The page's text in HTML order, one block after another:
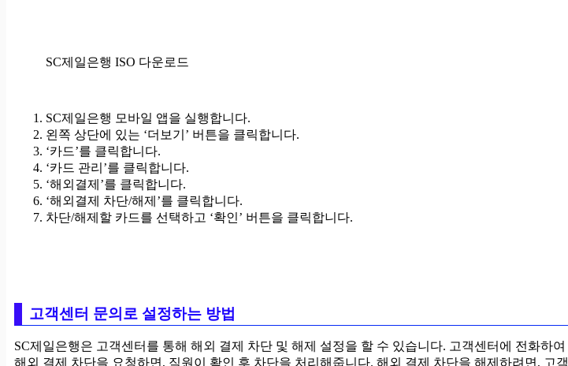
SC제일은행 ISO 다운로드
SC제일은행 모바일 앱을 실행합니다.
왼쪽 상단에 있는 ‘더보기’ 버튼을 클릭합니다.
‘카드’를 클릭합니다.
‘카드 관리’를 클릭합니다.
‘해외결제’를 클릭합니다.
‘해외결제 차단/해제’를 클릭합니다.
차단/해제할 카드를 선택하고 ‘확인’ 버튼을 클릭합니다.
고객센터 문의로 설정하는 방법
SC제일은행은 고객센터를 통해 해외 결제 차단 및 해제 설정을 할 수 있습니다. 고객센터에 전화하여
해외 결제 차단을 요청하면, 직원이 확인 후 차단을 처리해줍니다. 해외 결제 차단을 해제하려면, 고객